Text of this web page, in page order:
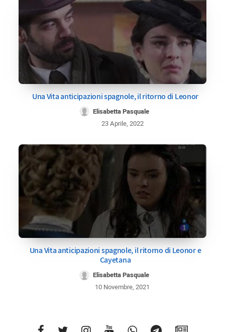
Una Vita anticipazioni spagnole, il ritorno di Leonor
Elisabetta Pasquale
23 Aprile, 2022
Una Vita anticipazioni spagnole, il ritorno di Leonor e
Cayetana
Elisabetta Pasquale
10 Novembre, 2021